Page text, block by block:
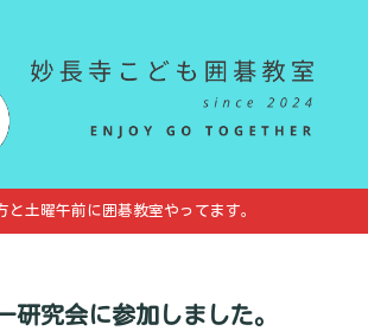
と土曜午前に囲碁教室やってます。
研究会に参加しました。